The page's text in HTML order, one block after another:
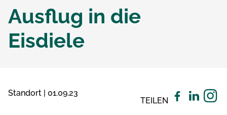
Ausflug in die
Eisdiele
Standort | 01.09.23
TEILEN